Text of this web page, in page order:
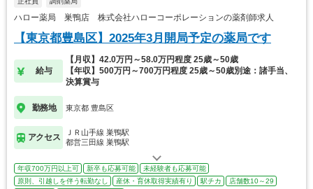
ハロー薬局 巣鴨店 株式会社ハローコーポレーションの薬剤師求人
【東京都豊島区】2025年3月開局予定の薬局です
給与
【月収】42.0万円～58.0万円程度 25歳～50歳
【年収】500万円～700万円程度 25歳～50歳別途：諸手当、
決算賞与
勤務地 東京都 豊島区
アクセス
ＪＲ山手線 巣鴨駅
都営三田線 巣鴨駅
年収700万円以上可 新卒も応募可能
未経験者も応募可能
原則、引越しを伴う転勤なし
産休・育休取得実績有り 駅チカ
店舗数10～29